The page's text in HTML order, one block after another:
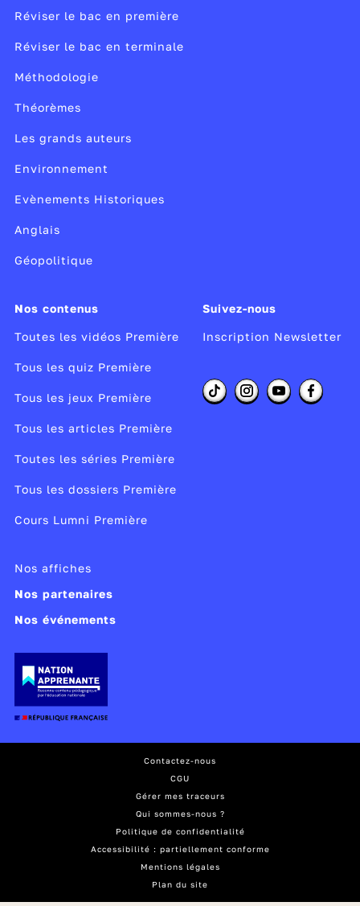
Réviser le bac en première
Réviser le bac en terminale
Méthodologie
Théorèmes
Les grands auteurs
Environnement
Evènements Historiques
Anglais
Géopolitique
Nos contenus
Toutes les vidéos Première
Tous les quiz Première
Tous les jeux Première
Tous les articles Première
Toutes les séries Première
Tous les dossiers Première
Cours Lumni Première
Suivez-nous
Inscription Newsletter
Nos affiches
Nos partenaires
Nos événements
Contactez-nous
CGU
Gérer mes traceurs
Qui sommes-nous ?
Politique de confidentialité
Accessibilité : partiellement conforme
Mentions légales
Plan du site